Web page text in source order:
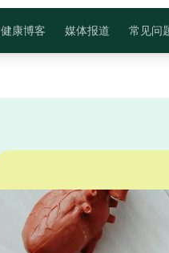
健康博客 媒体报道 常见问